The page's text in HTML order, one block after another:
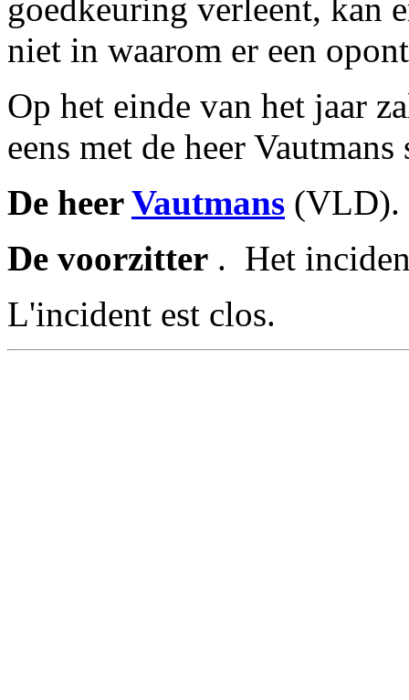
goedkeuring verleent, kan
niet in waarom er een
Op het einde van het jaar
eens met de heer Vautmans
De heerVautmans (VLD).
De voorzitter . ­ Het
L'incident est clos.